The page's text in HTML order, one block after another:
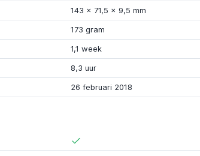
143 x 71,5 x 9,5 mm
173 gram
1,1 week
8,3 uur
26 februari 2018